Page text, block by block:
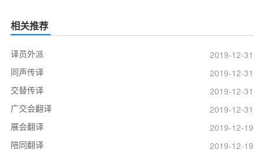
相关推荐
译员外派
2019-12-31
同声传译
2019-12-31
交替传译
2019-12-31
广交会翻译
2019-12-31
展会翻译
2019-12-19
陪同翻译
2019-12-19